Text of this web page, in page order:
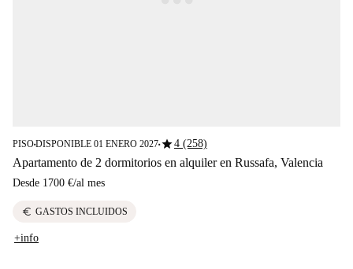
PISO■DISPONIBLE 01 ENERO 2027■star4 (258)
Apartamento de 2 dormitorios en alquiler en Russafa, Valencia
Desde 1700 €/al mes
euro GASTOS INCLUIDOS
+info